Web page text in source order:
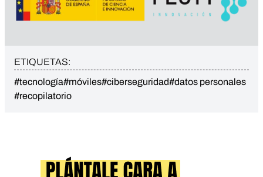
ETIQUETAS:
#tecnología#móviles#ciberseguridad#datos personales
#recopilatorio